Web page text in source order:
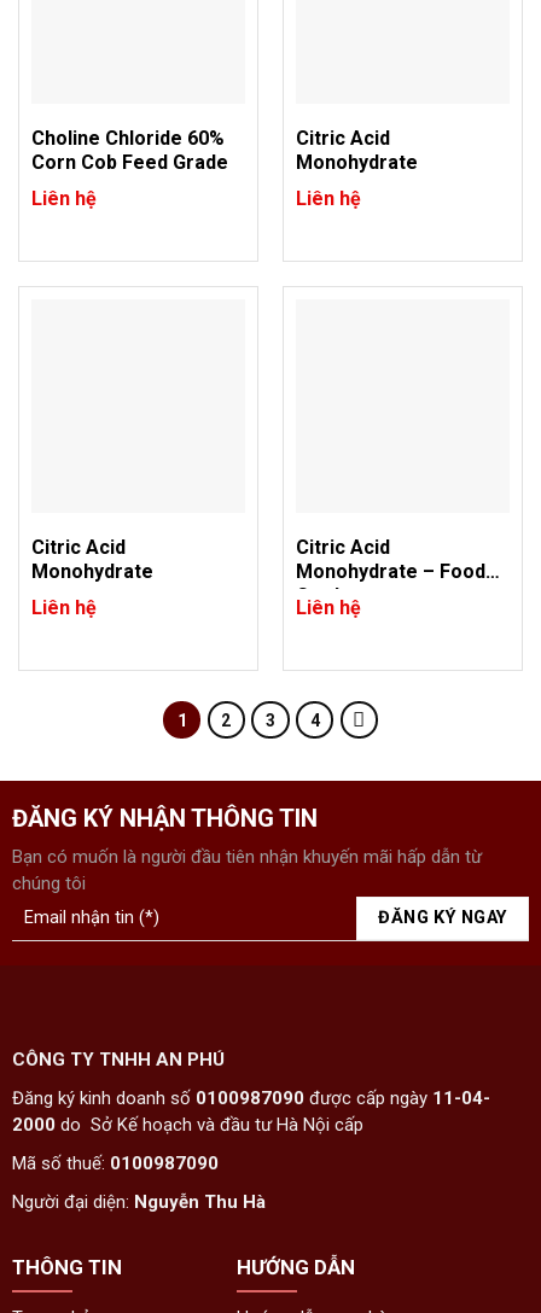
Choline Chloride 60%
Corn Cob Feed Grade
Liên hệ
Citric Acid
Monohydrate
Liên hệ
Citric Acid
Monohydrate
Liên hệ
Citric Acid
Monohydrate – Food
Grade
Liên hệ
1 2 3 4
ĐĂNG KÝ NHẬN THÔNG TIN
Bạn có muốn là người đầu tiên nhận khuyến mãi hấp dẫn từ
chúng tôi
CÔNG TY TNHH AN PHÚ
Đăng ký kinh doanh số 0100987090được cấp ngày 11-04-
2000do Sở Kế hoạch và đầu tư Hà Nội cấp
Mã số thuế: 0100987090
Người đại diện: Nguyễn Thu Hà
THÔNG TIN HƯỚNG DẪN